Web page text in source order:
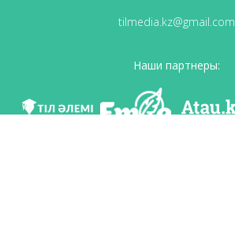
tilmedia.kz@gmail.com
Наши партнеры: